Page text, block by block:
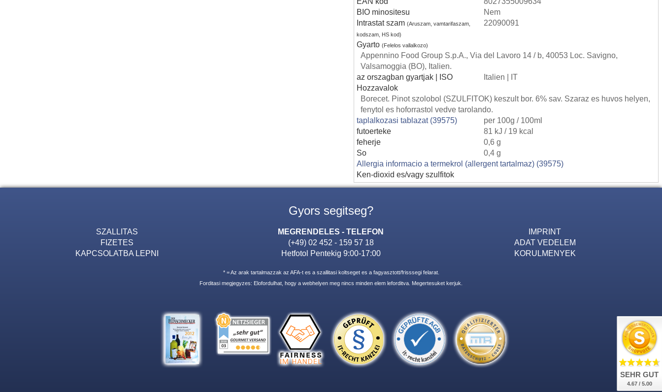
BIO minositesu
Nem
Intrastat szam(Aruszam, vamtarifaszam,
kodszam, HS kod)
22090091
Gyarto(Felelos vallalkozo)
Appennino Food Group S.p.A., Via del Lavoro 14 / b, 40053 Loc. Savigno,
Valsamoggia (BO), Italien.
az orszagban gyartjak | ISO
Italien | IT
Hozzavalok
Borecet. Pinot szolobol (SZULFITOK) keszult bor. 6% sav. Szaraz es huvos helyen,
fenytol es hoforrastol vedve tarolando.
taplalkozasi tablazat (39575)
per 100g / 100ml
futoerteke
81 kJ / 19 kcal
feherje
0,6 g
So
0,4 g
Allergia informacio a termekrol (allergent tartalmaz) (39575)
Ken-dioxid es/vagy szulfitok
Gyors segitseg?
SZALLITAS
FIZETES
KAPCSOLATBA LEPNI
MEGRENDELES - TELEFON
(+49) 02 452 - 159 57 18
Hetfotol Pentekig 9:00-17:00
IMPRINT
ADAT VEDELEM
KORULMENYEK
* = Az arak tartalmazzak az AFA-t es a szallitasi koltseget es a fagyasztott/frisssegi felarat.
Forditasi megjegyzes: Elofordulhat, hogy a webhelyen meg nincs minden elem leforditva. Megertesuket kerjuk.
SEHR GUT
4.67 / 5.00